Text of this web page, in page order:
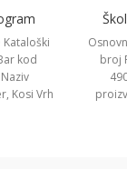
kod
Kosi Vrh
broj